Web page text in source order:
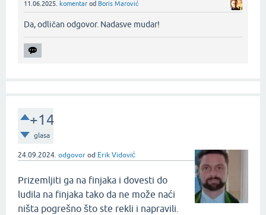
11.06.2025. komentar od Boris Marović
Da, odličan odgovor. Nadasve mudar!‌
+14
glasa
24.09.2024. odgovor od Erik Vidović
Prizemljiti ga na finjaka i dovesti do
ludila na finjaka tako da ne može naći
ništa pogrešno što ste rekli i napravili.